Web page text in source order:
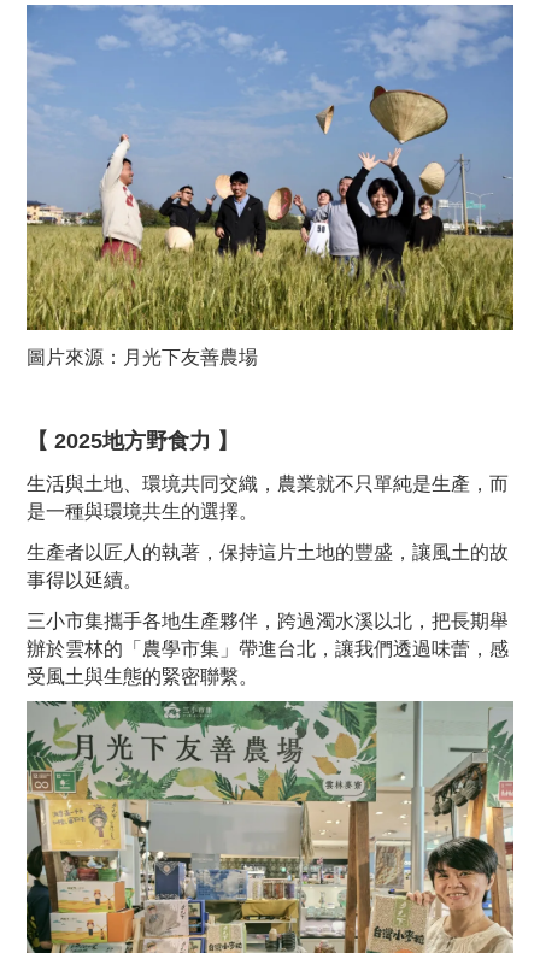
圖片來源：月光下友善農場
【 2025地方野食力 】
生活與土地、環境共同交織，農業就不只單純是生產，而
是一種與環境共生的選擇。
生產者以匠人的執著，保持這片土地的豐盛，讓風土的故
事得以延續。
三小市集攜手各地生產夥伴，跨過濁水溪以北，把長期舉
辦於雲林的「農學市集」帶進台北，讓我們透過味蕾，感
受風土與生態的緊密聯繫。